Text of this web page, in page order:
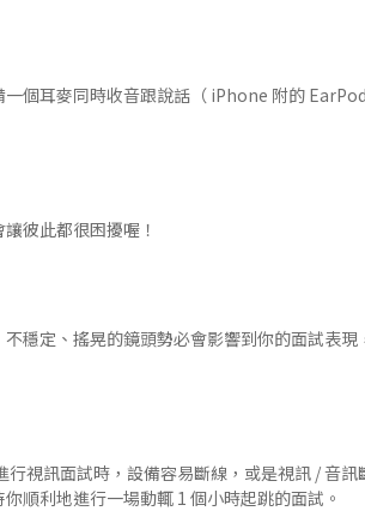
個耳麥同時收音跟說話（ iPhone 附的
彼此都很困擾喔！
穩定、搖晃的鏡頭勢必會影響到你的面試表現
視訊面試時，設備容易斷線，或是視訊 / 音訊
順利地進行一場動輒 1 個小時起跳的面試。